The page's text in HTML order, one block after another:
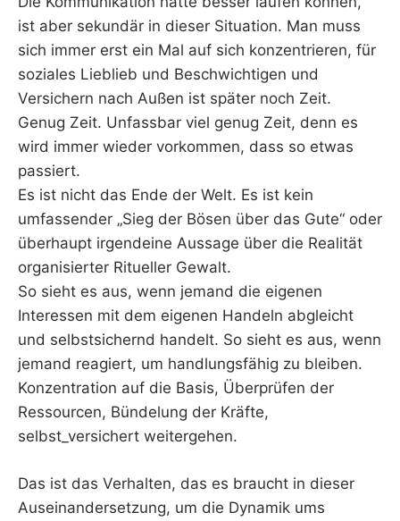
ist aber sekundär in dieser Situation. Man muss
sich immer erst ein Mal auf sich konzentrieren, für
soziales Lieblieb und Beschwichtigen und
Versichern nach Außen ist später noch Zeit.
Genug Zeit. Unfassbar viel genug Zeit, denn es
wird immer wieder vorkommen, dass so etwas
passiert.
Es ist nicht das Ende der Welt. Es ist kein
umfassender „Sieg der Bösen über das Gute“ oder
überhaupt irgendeine Aussage über die Realität
organisierter Ritueller Gewalt.
So sieht es aus, wenn jemand die eigenen
Interessen mit dem eigenen Handeln abgleicht
und selbstsichernd handelt. So sieht es aus, wenn
jemand reagiert, um handlungsfähig zu bleiben.
Konzentration auf die Basis, Überprüfen der
Ressourcen, Bündelung der Kräfte,
selbst_versichert weitergehen.
Das ist das Verhalten, das es braucht in dieser
Auseinandersetzung, um die Dynamik ums